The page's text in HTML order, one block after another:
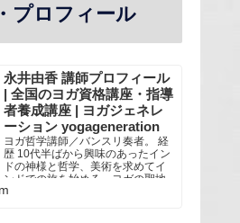
プロフィール
永井由香 講師プロフィール
| 全国のヨガ資格講座・指導
者養成講座 | ヨガジェネレ
ーション yogageneration
ヨガ哲学講師／バンスリ奏者。 経
歴 10代半ばから興味のあったイン
ドの神様と哲学、美術を求めてイ
ンドでの旅を始める。ヨガの聖地
リシケシにあるシバナンダ・アシ